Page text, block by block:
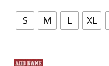
S M L XL